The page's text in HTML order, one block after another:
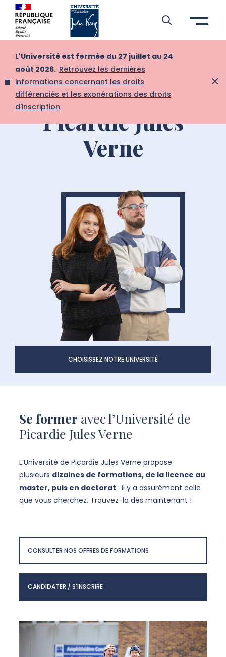
Aller à l’entête de page
Aller au menu principale
Aller au contenu principal
Aller à la recherche
Passer aux cookies
Aller au pied de page
L'Université est fermée du 27 juillet au 24
août 2026. Retrouvez les dernières
informations concernant les droits
différenciés et les exonérations des droits
d'inscription
Osons l'avenir à
l'Université de
Picardie Jules
Verne
CHOISISSEZ NOTRE UNIVERSITÉ
Se former avec l’Université de
Picardie Jules Verne
L‘Université de Picardie Jules Verne propose
plusieurs dizaines de formations, de la licence au
master, puis en doctorat : il y a assurément celle
que vous cherchez. Trouvez-la dès maintenant !
CONSULTER NOS OFFRES DE FORMATIONS
CANDIDATER / S'INSCRIRE